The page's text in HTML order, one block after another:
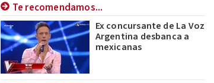
Te recomendamos...
Ex concursante de La Voz
Argentina desbanca a
mexicanas